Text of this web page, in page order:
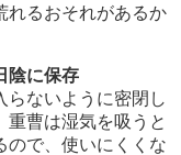
れるおそれがあるか
陰に保存
らないように密閉し
重曹は湿気を吸うと
ので、使いにくくな